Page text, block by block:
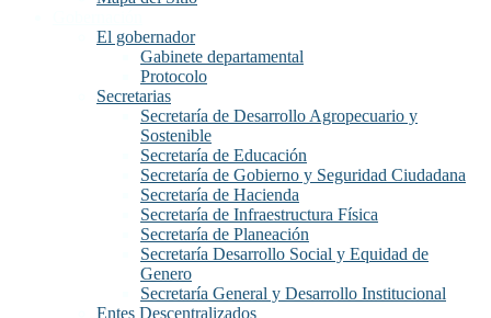
El gobernador
Gabinete departamental
Protocolo
Secretarias
Secretaría de Desarrollo Agropecuario y
Sostenible
Secretaría de Educación
Secretaría de Gobierno y Seguridad Ciudadana
Secretaría de Hacienda
Secretaría de Infraestructura Física
Secretaría de Planeación
Secretaría Desarrollo Social y Equidad de
Genero
Secretaría General y Desarrollo Institucional
Entes Descentralizados